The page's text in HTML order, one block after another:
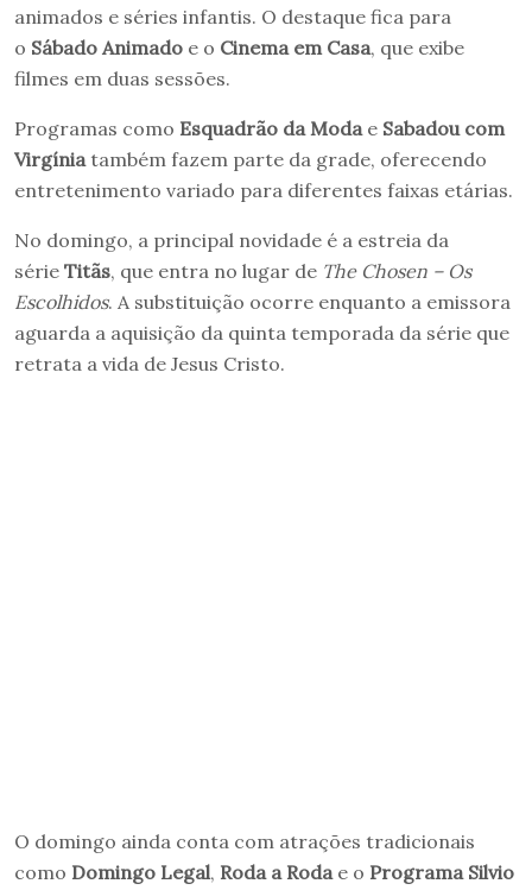
animados e séries infantis. O destaque fica para
o Sábado Animado e o Cinema em Casa, que exibe
filmes em duas sessões.
Programas como Esquadrão da Modae Sabadou com
Virgíniatambém fazem parte da grade, oferecendo
entretenimento variado para diferentes faixas etárias.
No domingo, a principal novidade é a estreia da
série Titãs, que entra no lugar de The Chosen – Os
Escolhidos. A substituição ocorre enquanto a emissora
aguarda a aquisição da quinta temporada da série que
retrata a vida de Jesus Cristo.
O domingo ainda conta com atrações tradicionais
como Domingo Legal, Roda a Rodae o Programa Silvio